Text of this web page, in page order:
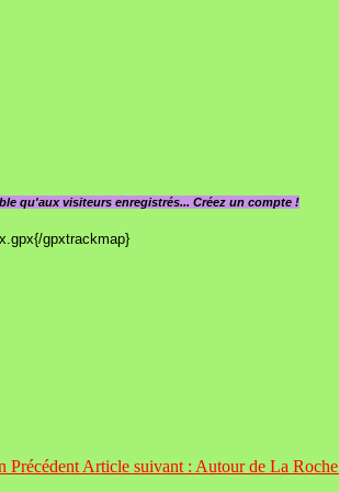
qu'aux visiteurs enregistrés... Créez un compte !
gpxtrackmap}
Précédent Article suivant : Autour de La Roche